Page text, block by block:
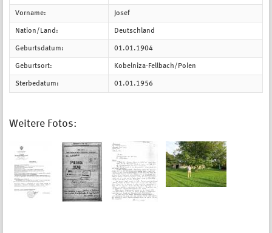
Vorname: Josef
Nation/Land: Deutschland
Geburtsdatum: 01.01.1904
Geburtsort: Kobelniza-Fellbach/Polen
Sterbedatum: 01.01.1956
Weitere Fotos: